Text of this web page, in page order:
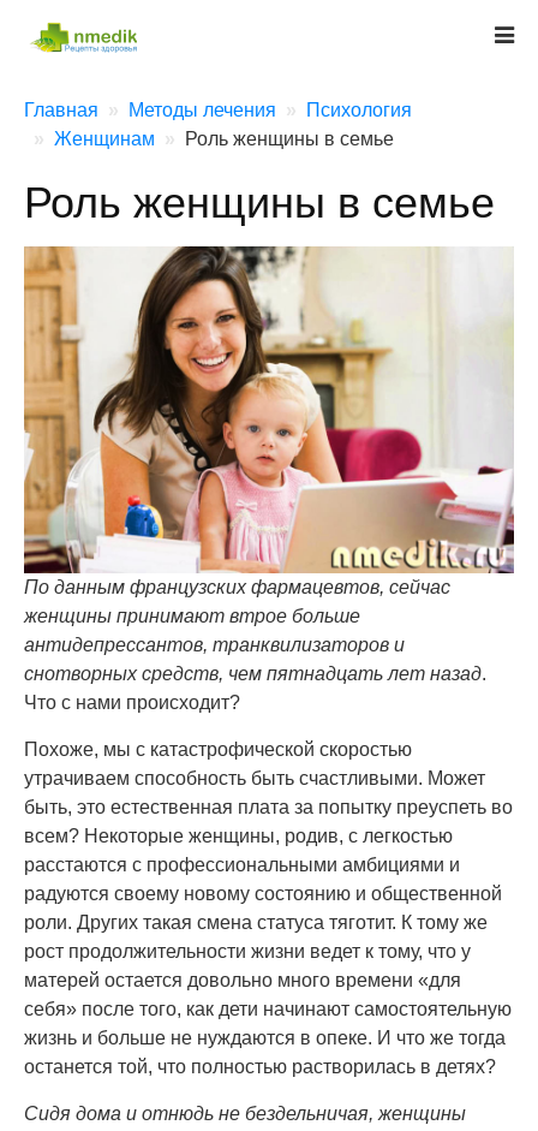
Главная Методы лечения
Психология
Женщинам
Роль женщины в семье
Роль женщины в семье
По данным французских фармацевтов, сейчас
женщины принимают втрое больше
антидепрессантов, транквилизаторов и
снотворных средств, чем пятнадцать лет назад.
Что с нами происходит?
Похоже, мы с катастрофической скоростью
утрачиваем способность быть счастливыми. Может
быть, это естественная плата за попытку преуспеть во
всем? Некоторые женщины, родив, с легкостью
расстаются с профессиональными амбициями и
радуются своему новому состоянию и общественной
роли. Других такая смена статуса тяготит. К тому же
рост продолжительности жизни ведет к тому, что у
матерей остается довольно много времени «для
себя» после того, как дети начинают самостоятельную
жизнь и больше не нуждаются в опеке. И что же тогда
останется той, что полностью растворилась в детях?
Сидя дома и отнюдь не бездельничая, женщины